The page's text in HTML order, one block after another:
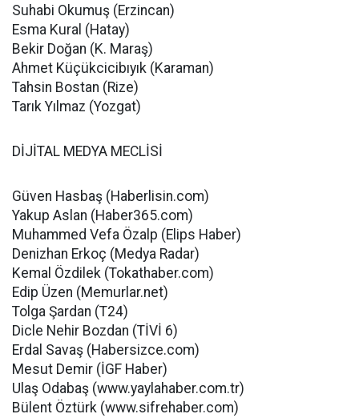
Suhabi Okumuş (Erzincan)
Esma Kural (Hatay)
Bekir Doğan (K. Maraş)
Ahmet Küçükcicibıyık (Karaman)
Tahsin Bostan (Rize)
Tarık Yılmaz (Yozgat)
DİJİTAL MEDYA MECLİSİ
Güven Hasbaş (Haberlisin.com)
Yakup Aslan (Haber365.com)
Muhammed Vefa Özalp (Elips Haber)
Denizhan Erkoç (Medya Radar)
Kemal Özdilek (Tokathaber.com)
Edip Üzen (Memurlar.net)
Tolga Şardan (T24)
Dicle Nehir Bozdan (TİVİ 6)
Erdal Savaş (Habersizce.com)
Mesut Demir (İGF Haber)
Ulaş Odabaş (www.yaylahaber.com.tr)
Bülent Öztürk (www.sifrehaber.com)